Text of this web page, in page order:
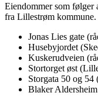
Eiendommer som følger
fra Lillestrøm kommune.
Jonas Lies gate
Husebyjordet
Kuskerudveien
Stortorget øst
Storgata 50 og
Blaker Aldersheim